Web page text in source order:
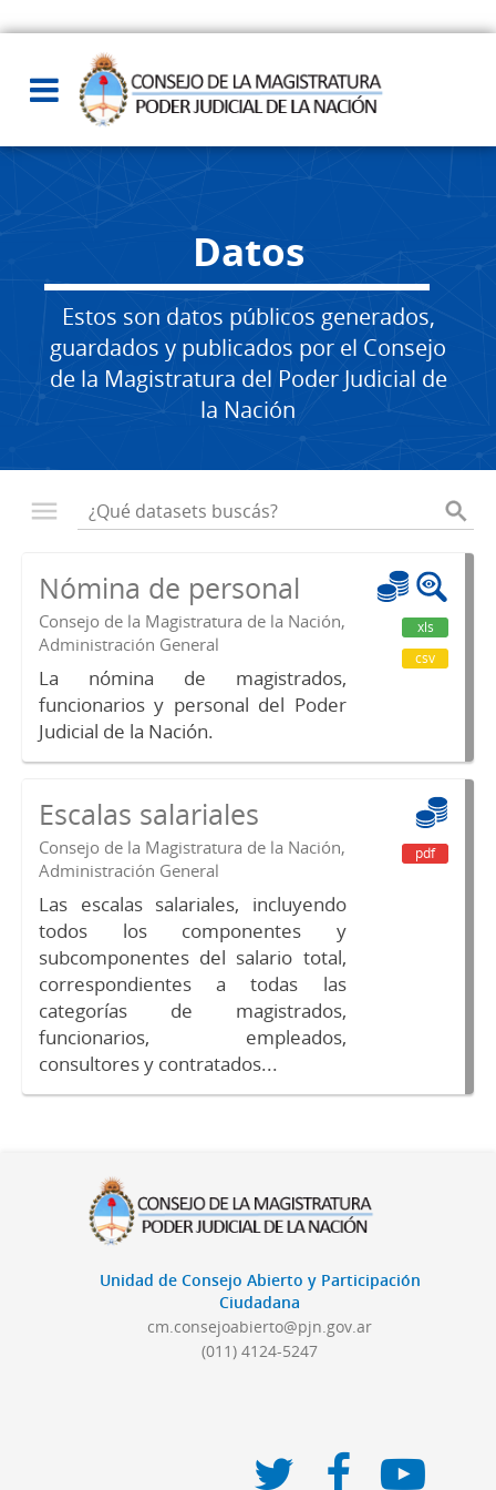
Datos
Estos son datos públicos generados,
guardados y publicados por el Consejo
de la Magistratura del Poder Judicial de
la Nación
Nómina de personal
Consejo de la Magistratura de la Nación,
Administración General
La nómina de magistrados,
funcionarios y personal del Poder
Judicial de la Nación.
xls
csv
Escalas salariales
Consejo de la Magistratura de la Nación,
Administración General
Las escalas salariales, incluyendo
todos los componentes y
subcomponentes del salario total,
correspondientes a todas las
categorías de magistrados,
funcionarios, empleados,
consultores y contratados...
pdf
Unidad de Consejo Abierto y Participación
Ciudadana
cm.consejoabierto@pjn.gov.ar
(011) 4124-5247